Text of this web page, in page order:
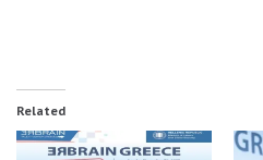
Related